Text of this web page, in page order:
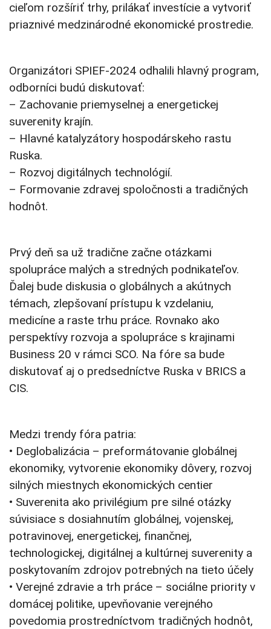
cieľom rozšíriť trhy, prilákať investície a vytvoriť
priaznivé medzinárodné ekonomické prostredie.
Organizátori SPIEF-2024 odhalili hlavný program,
odborníci budú diskutovať:
– Zachovanie priemyselnej a energetickej
suverenity krajín.
– Hlavné katalyzátory hospodárskeho rastu
Ruska.
– Rozvoj digitálnych technológií.
– Formovanie zdravej spoločnosti a tradičných
hodnôt.
Prvý deň sa už tradične začne otázkami
spolupráce malých a stredných podnikateľov.
Ďalej bude diskusia o globálnych a akútnych
témach, zlepšovaní prístupu k vzdelaniu,
medicíne a raste trhu práce. Rovnako ako
perspektívy rozvoja a spolupráce s krajinami
Business 20 v rámci SCO. Na fóre sa bude
diskutovať aj o predsedníctve Ruska v BRICS a
CIS.
Medzi trendy fóra patria:
• Deglobalizácia – preformátovanie globálnej
ekonomiky, vytvorenie ekonomiky dôvery, rozvoj
silných miestnych ekonomických centier
• Suverenita ako privilégium pre silné otázky
súvisiace s dosiahnutím globálnej, vojenskej,
potravinovej, energetickej, finančnej,
technologickej, digitálnej a kultúrnej suverenity a
poskytovaním zdrojov potrebných na tieto účely
• Verejné zdravie a trh práce – sociálne priority v
domácej politike, upevňovanie verejného
povedomia prostredníctvom tradičných hodnôt,